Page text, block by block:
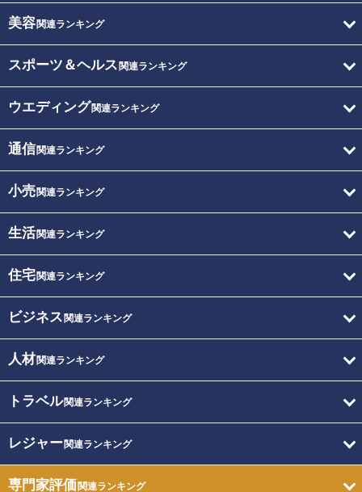
美容関連ランキング
スポーツ＆ヘルス 関連ランキング
ウエディング関連ランキング
通信関連ランキング
小売関連ランキング
生活関連ランキング
住宅関連ランキング
ビジネス 関連ランキング
人材関連ランキング
トラベル関連ランキング
レジャー関連ランキング
専門家評価関連ランキング